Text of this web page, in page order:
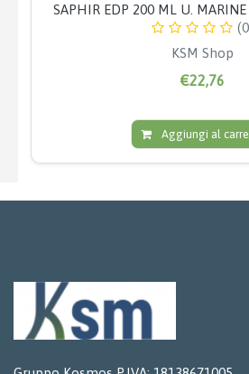
SAPHIR EDP 200 ML U.
KSM Shop
€22,76
Aggiungi al